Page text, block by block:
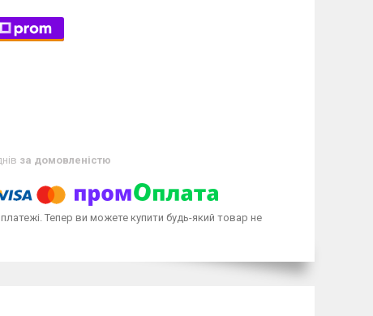
за домовленістю
платежі. Тепер ви можете купити будь-який товар не